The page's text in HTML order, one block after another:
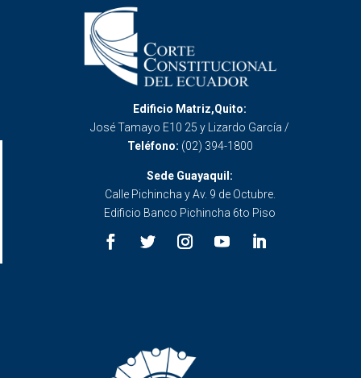
Edificio Matriz,Quito:
José Tamayo E10 25 y Lizardo García /
Teléfono: (02) 394-1800
Sede Guayaquil:
Calle Pichincha y Av. 9 de Octubre.
Edificio Banco Pichincha 6to Piso